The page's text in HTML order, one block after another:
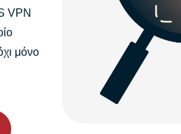
VPN
μόνο